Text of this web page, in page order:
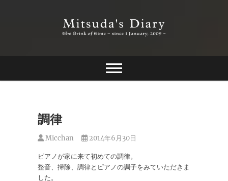
Mitsuda's Diary
調律
Micchan 2014年6月30日
ピアノが家に来て初めての調律。
整音、掃除、調律とピアノの調子をみていただきま
した。